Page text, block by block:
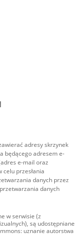
adresy skrzynek
będącego adresem e-
e-mail oraz
przesłania
danych przez
danych
w serwisie (z
są udostępniane
uznanie autorstwa